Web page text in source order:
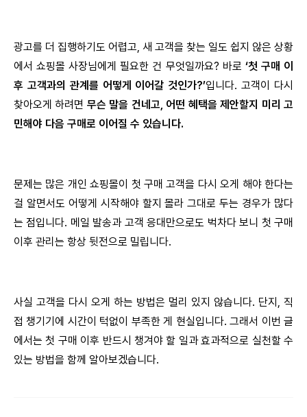
광고를 더 집행하기도 어렵고, 새 고객을 찾는 일도 쉽지 않은 상황
에서 쇼핑몰 사장님에게 필요한 건 무엇일까요? 바로 ‘첫 구매 이
후 고객과의 관계를 어떻게 이어갈 것인가?’입니다. 고객이 다시
찾아오게 하려면 무슨 말을 건네고, 어떤 혜택을 제안할지 미리 고
민해야 다음 구매로 이어질 수 있습니다.
문제는 많은 개인 쇼핑몰이 첫 구매 고객을 다시 오게 해야 한다는
걸 알면서도 어떻게 시작해야 할지 몰라 그대로 두는 경우가 많다
는 점입니다. 메일 발송과 고객 응대만으로도 벅차다 보니 첫 구매
이후 관리는 항상 뒷전으로 밀립니다.
사실 고객을 다시 오게 하는 방법은 멀리 있지 않습니다. 단지, 직
접 챙기기에 시간이 턱없이 부족한 게 현실입니다. 그래서 이번 글
에서는 첫 구매 이후 반드시 챙겨야 할 일과 효과적으로 실천할 수
있는 방법을 함께 알아보겠습니다.